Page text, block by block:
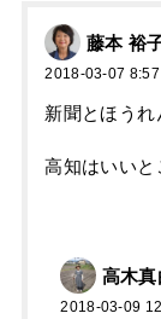
藤本 裕
2018-03-07 8:57
新聞とほうれ
高知はいいと
高木真
2018-03-09